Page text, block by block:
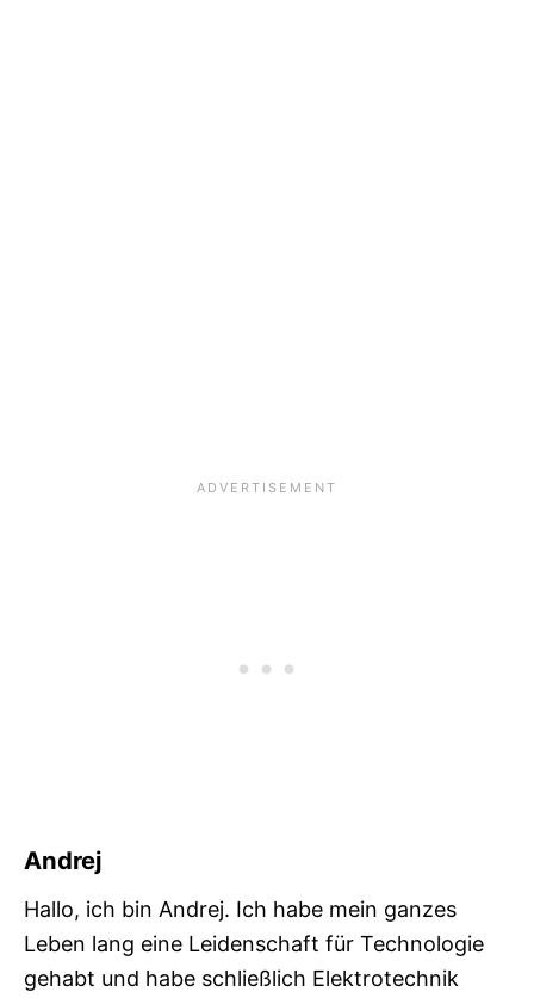
Andrej
Hallo, ich bin Andrej. Ich habe mein ganzes
Leben lang eine Leidenschaft für Technologie
gehabt und habe schließlich Elektrotechnik